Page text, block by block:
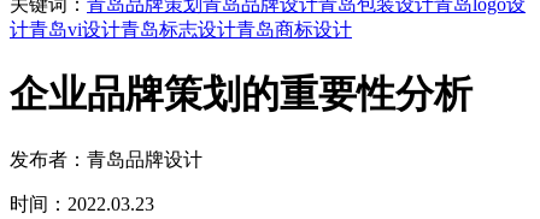
关键词： 青岛品牌策划 青岛品牌设计青岛包装设计青岛logo设
计青岛vi设计青岛标志设计青岛商标设计
企业品牌策划的重要性分析
发布者：青岛品牌设计
时间：2022.03.23